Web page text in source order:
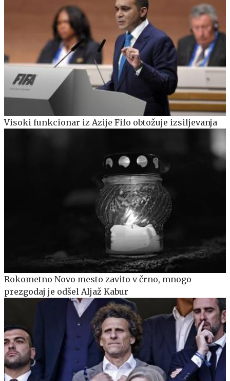
Visoki funkcionar iz Azije Fifo obtožuje izsiljevanja
Rokometno Novo mesto zavito v črno, mnogo
prezgodaj je odšel Aljaž Kabur